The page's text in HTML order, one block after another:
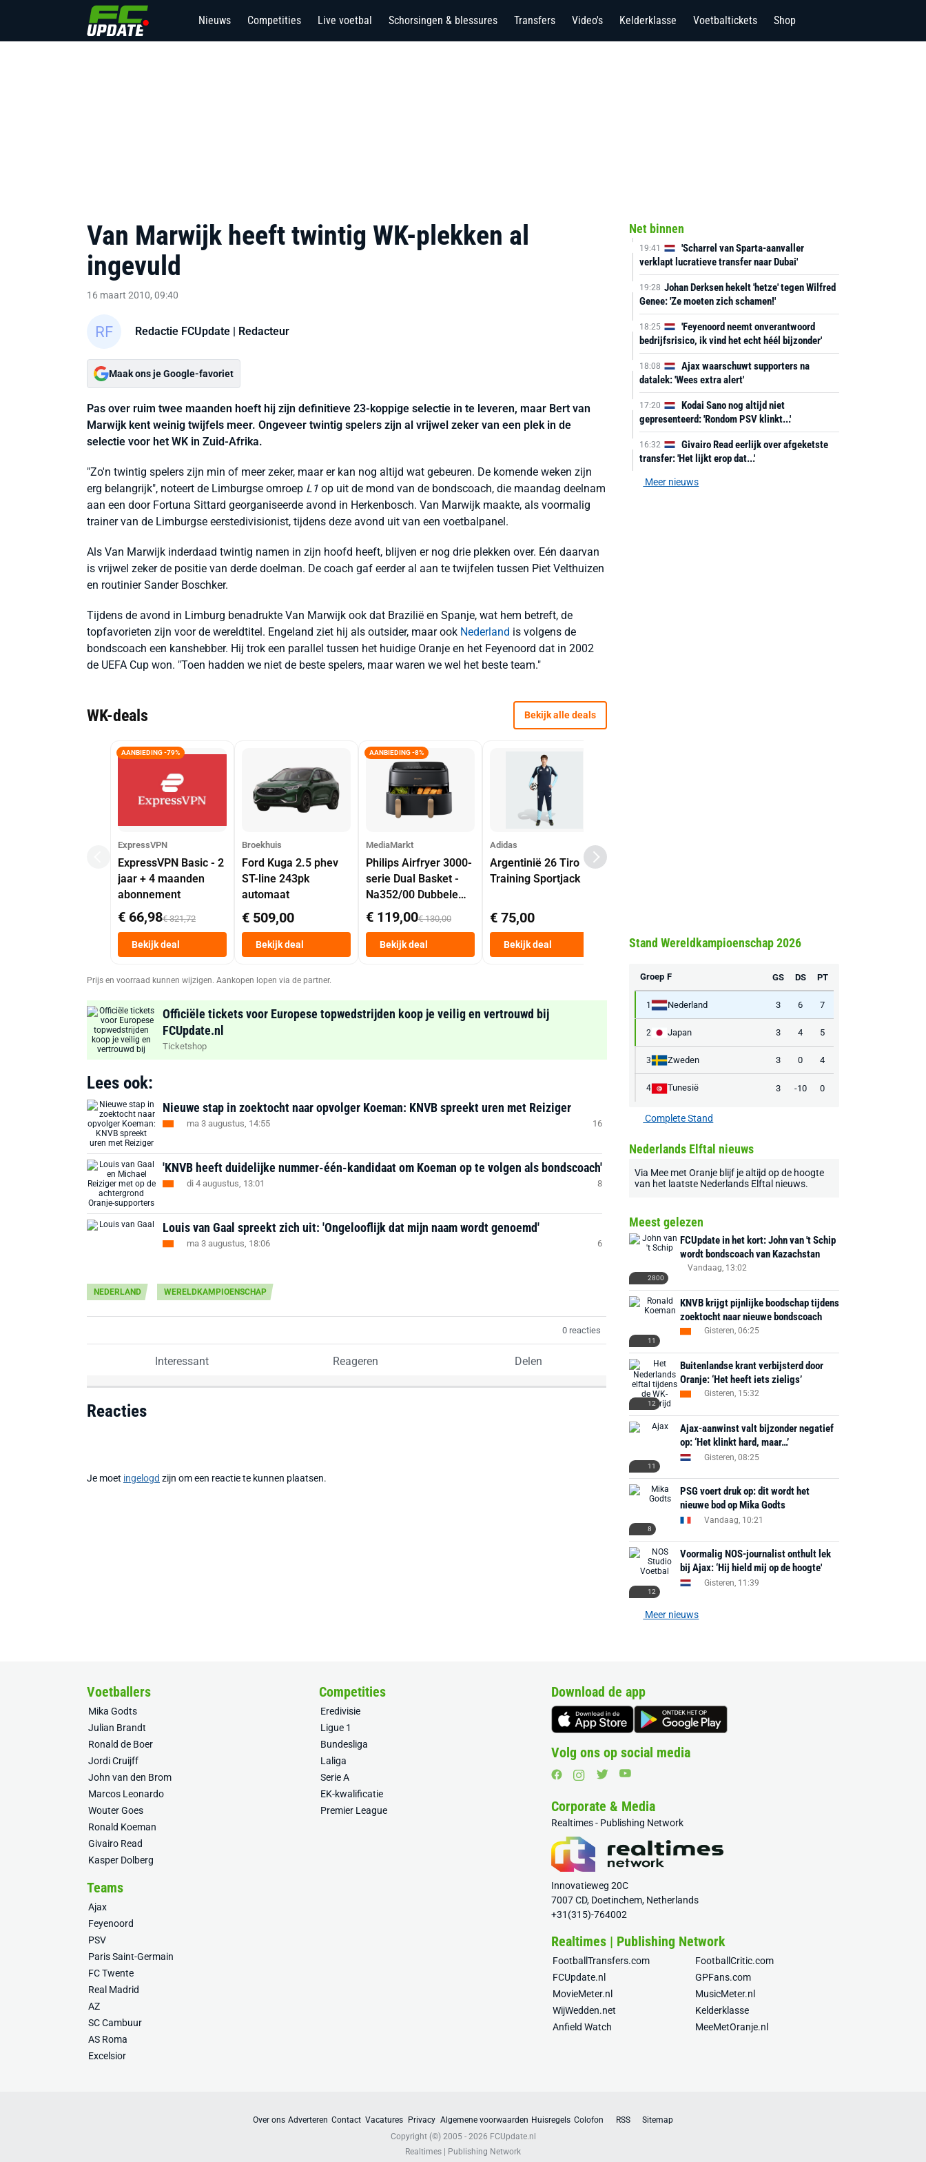
Nieuws Competities Live voetbal Schorsingen & blessures Transfers Video's Kelderklasse Voetbaltickets Shop
Van Marwijk heeft twintig WK-plekken al
ingevuld
16 maart 2010, 09:40
Redactie FCUpdate | Redacteur
Maak ons je Google-favoriet
Pas over ruim twee maanden hoeft hij zijn definitieve 23-koppige selectie in te leveren, maar Bert van
Marwijk kent weinig twijfels meer. Ongeveer twintig spelers zijn al vrijwel zeker van een plek in de
selectie voor het WK in Zuid-Afrika.
"Zo'n twintig spelers zijn min of meer zeker, maar er kan nog altijd wat gebeuren. De komende weken zijn
erg belangrijk", noteert de Limburgse omroep L1 op uit de mond van de bondscoach, die maandag deelnam
aan een door Fortuna Sittard georganiseerde avond in Herkenbosch. Van Marwijk maakte, als voormalig
trainer van de Limburgse eerstedivisionist, tijdens deze avond uit van een voetbalpanel.
Als Van Marwijk inderdaad twintig namen in zijn hoofd heeft, blijven er nog drie plekken over. Eén daarvan
is vrijwel zeker de positie van derde doelman. De coach gaf eerder al aan te twijfelen tussen Piet Velthuizen
en routinier Sander Boschker.
Tijdens de avond in Limburg benadrukte Van Marwijk ook dat Brazilië en Spanje, wat hem betreft, de
topfavorieten zijn voor de wereldtitel. Engeland ziet hij als outsider, maar ook Nederland is volgens de
bondscoach een kanshebber. Hij trok een parallel tussen het huidige Oranje en het Feyenoord dat in 2002
de UEFA Cup won. "Toen hadden we niet de beste spelers, maar waren we wel het beste team."
WK-deals Bekijk alle deals
AANBIEDING -79%
ExpressVPN
ExpressVPN Basic - 2
jaar + 4 maanden
abonnement
€ 66,98€ 321,72
Bekijk deal
Broekhuis
Ford Kuga 2.5 phev
ST-line 243pk
automaat
€ 509,00
Bekijk deal
AANBIEDING -8%
MediaMarkt
Philips Airfryer 3000-
serie Dual Basket -
Na352/00 Dubbele
Mand 9 L Tot 6
Personen
Heteluchtfriteuse
Zwart
€ 119,00€ 130,00
Bekijk deal
Adidas
Argentinië 26 Tiro
Training Sportjack
€ 75,00
Bekijk deal Bekijk deal Bekijk deal
Prijs en voorraad kunnen wijzigen. Aankopen lopen via de partner.
Officiële tickets voor Europese topwedstrijden koop je veilig en vertrouwd bij
FCUpdate.nl
Ticketshop
Lees ook:
Nieuwe stap in zoektocht naar opvolger Koeman: KNVB spreekt uren met Reiziger
ma 3 augustus, 14:55 16
'KNVB heeft duidelijke nummer-één-kandidaat om Koeman op te volgen als bondscoach'
di 4 augustus, 13:01 8
Louis van Gaal spreekt zich uit: 'Ongelooflijk dat mijn naam wordt genoemd'
ma 3 augustus, 18:06 6
NEDERLAND WERELDKAMPIOENSCHAP
0 reacties
Interessant Reageren Delen
Reacties
Je moet ingelogd zijn om een reactie te kunnen plaatsen.
Net binnen
19:41
'Scharrel van Sparta-aanvaller
verklapt lucratieve transfer naar Dubai'
19:28 Johan Derksen hekelt 'hetze' tegen Wilfred
Genee: 'Ze moeten zich schamen!'
18:25
'Feyenoord neemt onverantwoord
bedrijfsrisico, ik vind het echt héél bijzonder'
18:08
Ajax waarschuwt supporters na
datalek: 'Wees extra alert'
17:20
Kodai Sano nog altijd niet
gepresenteerd: 'Rondom PSV klinkt...'
16:32
Givairo Read eerlijk over afgeketste
transfer: 'Het lijkt erop dat...'
Meer nieuws
Stand Wereldkampioenschap 2026
Groep F GS DS PT
1 Nederland 3 6 7
2 Japan 3 4 5
3 Zweden 3 0 4
4 Tunesië 3 -10 0
Complete Stand
Nederlands Elftal nieuws
Via Mee met Oranjeblijf je altijd op de hoogte
van het laatste Nederlands Elftal nieuws.
Meest gelezen
2800
FCUpdate in het kort: John van 't Schip
wordt bondscoach van Kazachstan
Vandaag, 13:02
11
KNVB krijgt pijnlijke boodschap tijdens
zoektocht naar nieuwe bondscoach
Gisteren, 06:25
12
Buitenlandse krant verbijsterd door
Oranje: ‘Het heeft iets zieligs’
Gisteren, 15:32
11
Ajax-aanwinst valt bijzonder negatief
op: ‘Het klinkt hard, maar…’
Gisteren, 08:25
8
PSG voert druk op: dit wordt het
nieuwe bod op Mika Godts
Vandaag, 10:21
12
Voormalig NOS-journalist onthult lek
bij Ajax: ‘Hij hield mij op de hoogte'
Gisteren, 11:39
Meer nieuws
Voetballers
Mika Godts
Julian Brandt
Ronald de Boer
Jordi Cruijff
John van den Brom
Marcos Leonardo
Wouter Goes
Ronald Koeman
Givairo Read
Kasper Dolberg
Competities
Eredivisie
Ligue 1
Bundesliga
Laliga
Serie A
EK-kwalificatie
Premier League
Teams
Ajax
Feyenoord
PSV
Paris Saint-Germain
FC Twente
Real Madrid
AZ
SC Cambuur
AS Roma
Excelsior
Download de app
Volg ons op social media
Corporate & Media
Realtimes - Publishing Network
Innovatieweg 20C
7007 CD, Doetinchem, Netherlands
+31(315)-764002
Realtimes | Publishing Network
FootballTransfers.com
FootballCritic.com
FCUpdate.nl
GPFans.com
MovieMeter.nl
MusicMeter.nl
WijWedden.net
Kelderklasse
Anfield Watch
MeeMetOranje.nl
Over ons Adverteren Contact Vacatures Privacy Algemene voorwaarden Huisregels Colofon RSS
Sitemap
Copyright (©) 2005 - 2026 FCUpdate.nl
Realtimes | Publishing Network